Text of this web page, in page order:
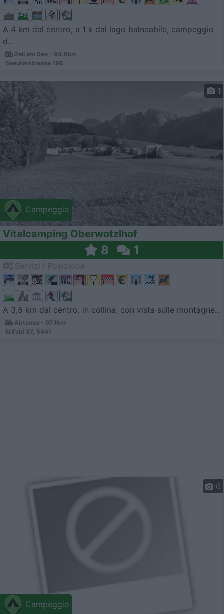
A 4 km dal centro, a 1 k dal lago balneabile, campeggio
d...
Zell am See - 94.6km
Seeuferstrasse 196
Campeggio
1
Vitalcamping Oberwotzlhof
8 1
A 3,5 km dal centro, in collina, con vista sulle montagne...
Abtenau - 97.1km
Erlfeld 37, 5441
Campeggio
0